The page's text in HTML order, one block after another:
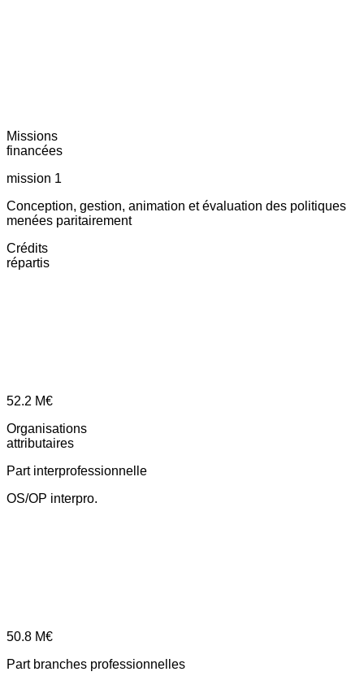
Missions
financées
mission 1
Conception, gestion, animation et évaluation des politiques
menées paritairement
Crédits
répartis
52.2 M€
Organisations
attributaires
Part interprofessionnelle
OS/OP interpro.
50.8 M€
Part branches professionnelles